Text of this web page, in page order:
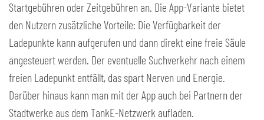
Startgebühren oder Zeitgebühren an. Die App-Variante bietet
den Nutzern zusätzliche Vorteile: Die Verfügbarkeit der
Ladepunkte kann aufgerufen und dann direkt eine freie Säule
angesteuert werden. Der eventuelle Suchverkehr nach einem
freien Ladepunkt entfällt, das spart Nerven und Energie.
Darüber hinaus kann man mit der App auch bei Partnern der
Stadtwerke aus dem TankE-Netzwerk aufladen.